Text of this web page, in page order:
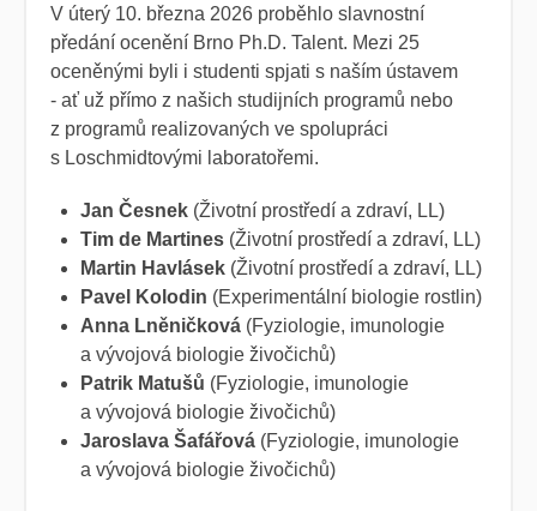
V úterý 10. března 2026 proběhlo slavnostní
předání ocenění Brno Ph.D. Talent. Mezi 25
oceněnými byli i studenti spjati s naším ústavem
- ať už přímo z našich studijních programů nebo
z programů realizovaných ve spolupráci
s Loschmidtovými laboratořemi.
Jan Česnek (Životní prostředí a zdraví, LL)
Tim de Martines (Životní prostředí a zdraví, LL)
Martin Havlásek (Životní prostředí a zdraví, LL)
Pavel Kolodin (Experimentální biologie rostlin)
Anna Lněničková (Fyziologie, imunologie
a vývojová biologie živočichů)
Patrik Matušů (Fyziologie, imunologie
a vývojová biologie živočichů)
Jaroslava Šafářová (Fyziologie, imunologie
a vývojová biologie živočichů)